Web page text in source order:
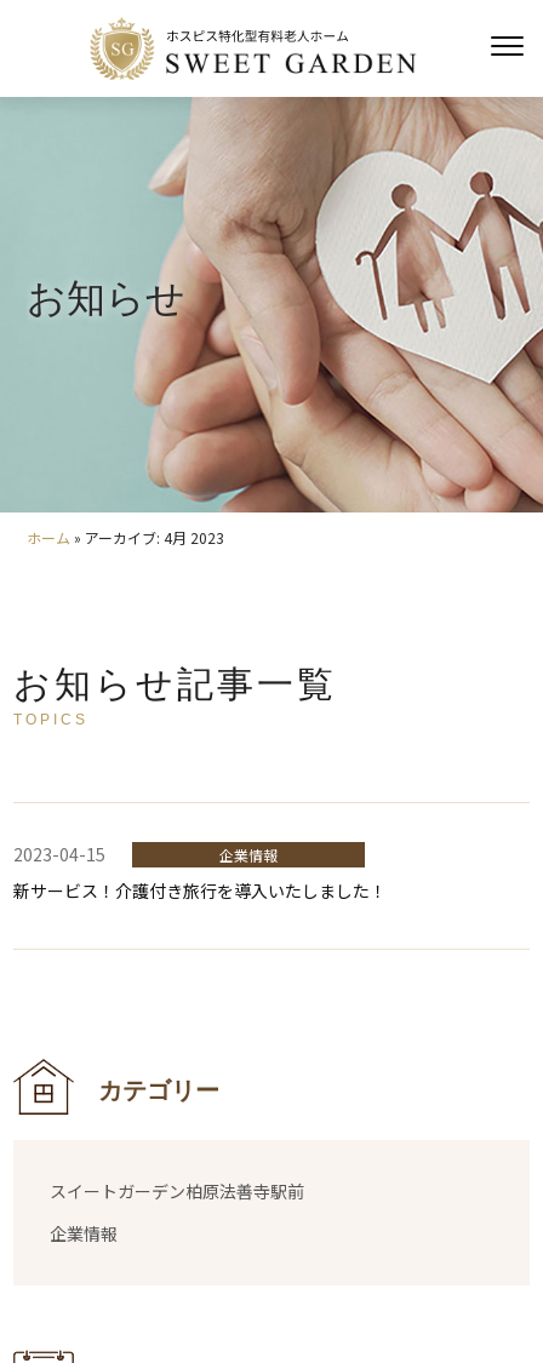
お知らせ
ホーム » アーカイブ: 4月 2023
お知らせ記事一覧
TOPICS
2023-04-15 企業情報
新サービス！介護付き旅行を導入いたしました！
カテゴリー
スイートガーデン柏原法善寺駅前
企業情報